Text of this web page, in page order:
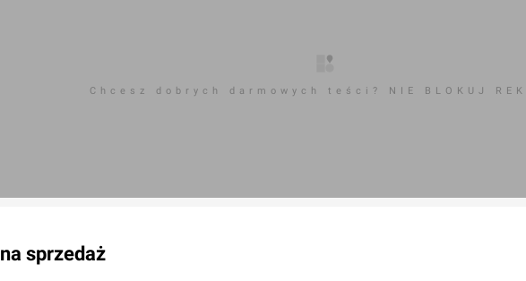
Chcesz dobrych darmowych teści? NIE BLOKUJ
na sprzedaż